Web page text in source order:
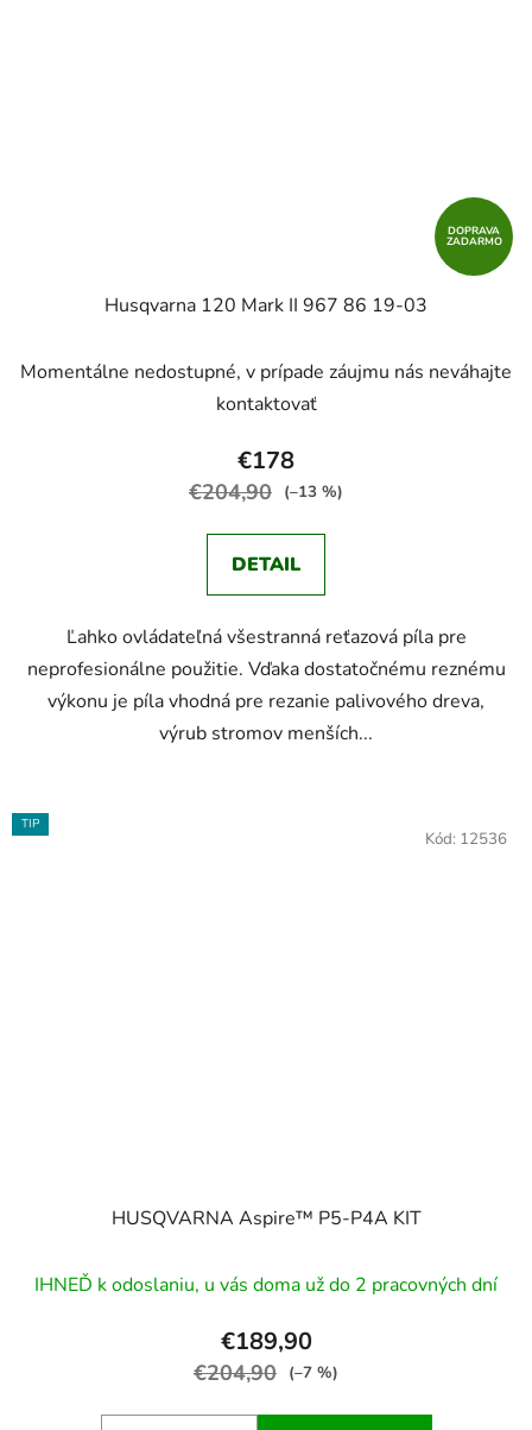
DOPRAVA
ZADARMO
Husqvarna 120 Mark II 967 86 19‑03
hodnotenie
produktu
je
2,9
5
hviezdičiek.
Momentálne nedostupné, v prípade záujmu nás neváhajte
kontaktovať
€178
€204,90 (–13 %)
DETAIL
Ľahko ovládateľná všestranná reťazová píla pre
neprofesionálne použitie. Vďaka dostatočnému reznému
výkonu je píla vhodná pre rezanie palivového dreva,
výrub stromov menších...
TIP
HUSQVARNA Aspire™ P5-P4A KIT
IHNEĎ k odoslaniu, u vás doma už do 2 pracovných dní
€189,90
€204,90 (–7 %)
Kód: 12536